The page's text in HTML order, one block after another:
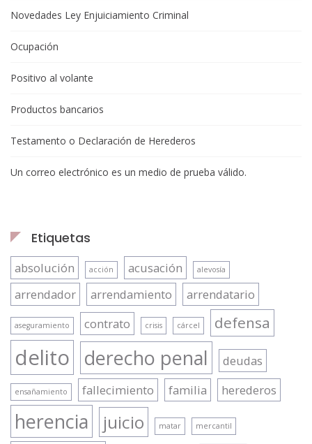
Novedades Ley Enjuiciamiento Criminal
Ocupación
Positivo al volante
Productos bancarios
Testamento o Declaración de Herederos
Un correo electrónico es un medio de prueba válido.
Etiquetas
absolución acción acusación alevosía
arrendador arrendamiento arrendatario
aseguramiento contrato crisis cárcel defensa
delito derecho penal deudas
ensañamiento fallecimiento familia herederos
herencia juicio matar mercantil